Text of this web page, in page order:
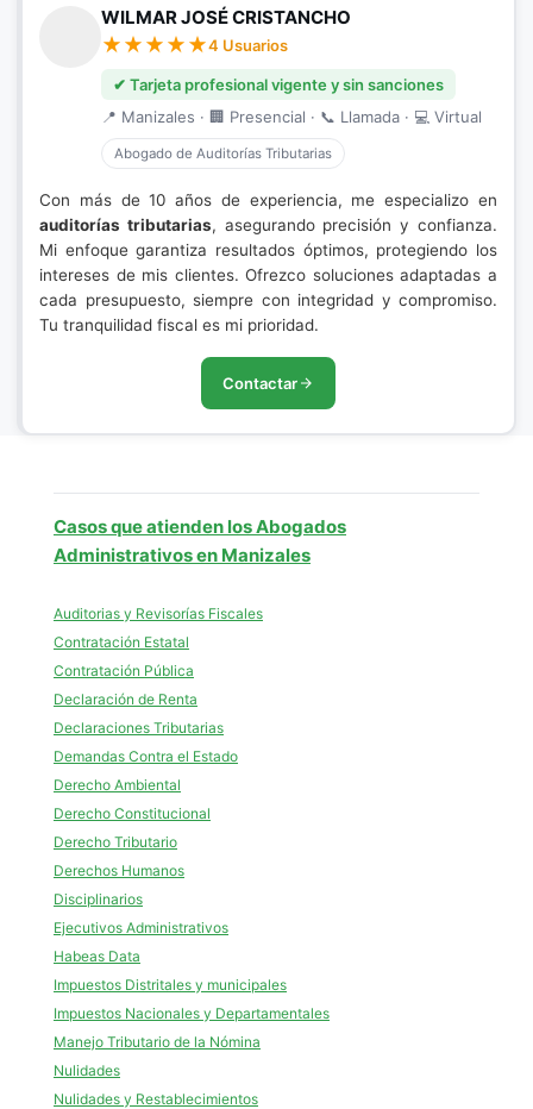
WILMAR JOSÉ CRISTANCHO
4 Usuarios
✔ Tarjeta profesional vigente y sin sanciones
📍 Manizales · 🏢 Presencial · 📞 Llamada · 💻 Virtual
Abogado de Auditorías Tributarias
Con más de 10 años de experiencia, me especializo en
auditorías tributarias, asegurando precisión y confianza.
Mi enfoque garantiza resultados óptimos, protegiendo los
intereses de mis clientes. Ofrezco soluciones adaptadas a
cada presupuesto, siempre con integridad y compromiso.
Tu tranquilidad fiscal es mi prioridad.
Contactar
Casos que atienden los Abogados
Administrativos en Manizales
Auditorias y Revisorías Fiscales
Contratación Estatal
Contratación Pública
Declaración de Renta
Declaraciones Tributarias
Demandas Contra el Estado
Derecho Ambiental
Derecho Constitucional
Derecho Tributario
Derechos Humanos
Disciplinarios
Ejecutivos Administrativos
Habeas Data
Impuestos Distritales y municipales
Impuestos Nacionales y Departamentales
Manejo Tributario de la Nómina
Nulidades
Nulidades y Restablecimientos